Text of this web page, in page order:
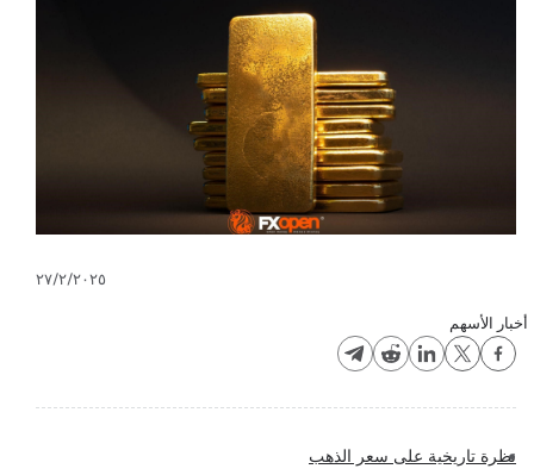
٢٧/٢/٢٠٢٥
أخبار الأسهم
نظرة تاريخية على سعر الذهب